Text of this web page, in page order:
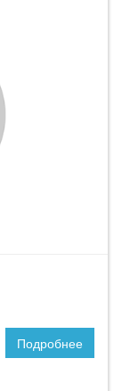
Подробнее